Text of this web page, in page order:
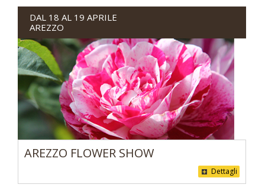
DAL 18 AL 19 APRILE
AREZZO
AREZZO FLOWER SHOW
Dettagli